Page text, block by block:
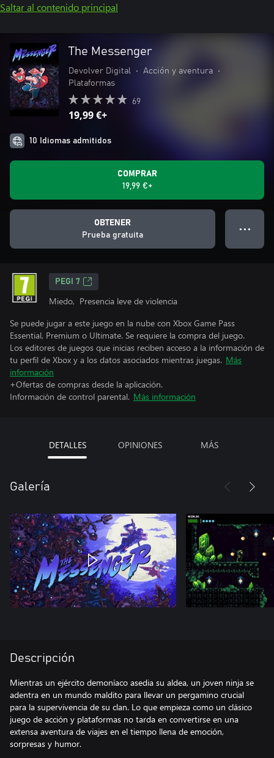
Saltar al contenido principal
The Messenger
Devolver Digital • Acción y aventura
•
Plataformas
69
19,99 €+
10 Idiomas admitidos
COMPRAR
19,99 €+
OBTENER
Prueba gratuita
● ● ●
PEGI 7
Miedo, Presencia leve de violencia
Se puede jugar a este juego en la nube con Xbox Game Pass
Essential, Premium o Ultimate. Se requiere la compra del juego.
Los editores de juegos que inicias reciben acceso a la información de
tu perfil de Xbox y a los datos asociados mientras juegas. Más
información
+Ofertas de compras desde la aplicación.
Información de control parental. Más información
DETALLES OPINIONES MÁS
Galería
Descripción
Mientras un ejército demoníaco asedia su aldea, un joven ninja se
adentra en un mundo maldito para llevar un pergamino crucial
para la supervivencia de su clan. Lo que empieza como un clásico
juego de acción y plataformas no tarda en convertirse en una
extensa aventura de viajes en el tiempo llena de emoción,